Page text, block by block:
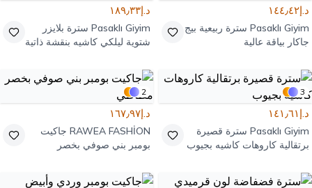
د.إ١٤٤٫٤٢
Pasaklı Giyim سترة ربيعية بيج
جاكار بياقة عالية
د.إ١٨٩٫٣٣
Pasaklı Giyim سترة بلايزر
شتوية ليلكي كاشيه بنقشة ذاتية
3
د.إ١٤١٫٦١
Pasaklı Giyim سترة قصيرة
برتقالية كاروهات كاشيه بجيوب
2
د.إ١٦٧٫٩٧
RAWEA FASHİON جاكيت
بومبر بني صوفي بخصر